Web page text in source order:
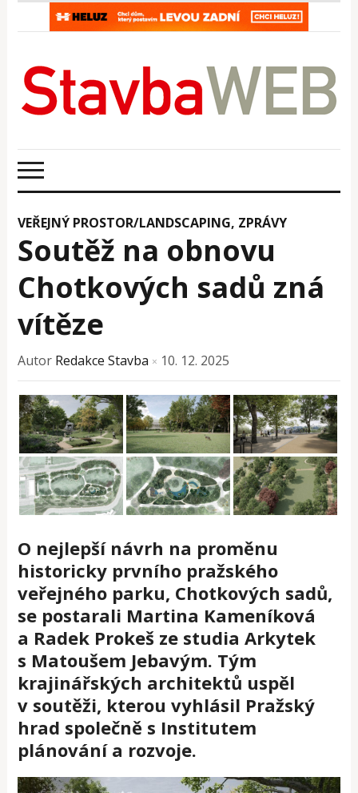
VEŘEJNÝ PROSTOR/LANDSCAPING, ZPRÁVY
Soutěž na obnovu
Chotkových sadů zná
vítěze
Autor Redakce Stavba × 10. 12. 2025
O nejlepší návrh na proměnu
historicky prvního pražského
veřejného parku, Chotkových sadů,
se postarali Martina Kameníková
a Radek Prokeš ze studia Arkytek
s Matoušem Jebavým. Tým
krajinářských architektů uspěl
v soutěži, kterou vyhlásil Pražský
hrad společně s Institutem
plánování a rozvoje.